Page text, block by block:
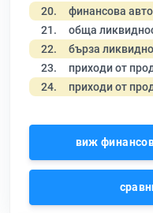
20. финансова
21. обща
22. бърза
23. приходи от
24. приходи от
виж